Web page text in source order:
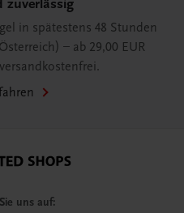
zuverlässig
in spätestens 48 Stunden
– ab 29,00 EUR
uns auf: